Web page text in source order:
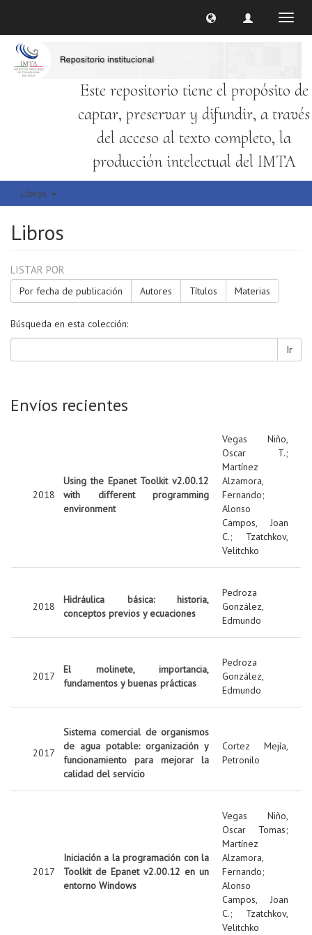
Este repositorio tiene el propósito de
captar, preservar y difundir, a través
del acceso al texto completo, la
producción intelectual del IMTA
Libros
Libros
LISTAR POR
Por fecha de publicación Autores Títulos Materias
Búsqueda en esta colección:
Ir
Envíos recientes
2018
Using the Epanet Toolkit v2.00.12
with different programming
environment
Vegas Niño,
Oscar T.;
Martínez
Alzamora,
Fernando;
Alonso
Campos, Joan
C.; Tzatchkov,
Velitchko
2018
Hidráulica básica: historia,
conceptos previos y ecuaciones
Pedroza
González,
Edmundo
2017
El molinete, importancia,
fundamentos y buenas prácticas
Pedroza
González,
Edmundo
2017
Sistema comercial de organismos
de agua potable: organización y
funcionamiento para mejorar la
calidad del servicio
Cortez Mejía,
Petronilo
2017
Iniciación a la programación con la
Toolkit de Epanet v2.00.12 en un
entorno Windows
Vegas Niño,
Oscar Tomas;
Martínez
Alzamora,
Fernando;
Alonso
Campos, Joan
C.; Tzatchkov,
Velitchko